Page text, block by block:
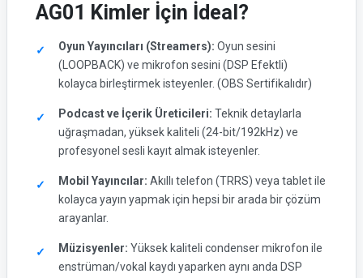
AG01 Kimler İçin İdeal?
Oyun Yayıncıları (Streamers): Oyun sesini
(LOOPBACK) ve mikrofon sesini (DSP Efektli)
kolayca birleştirmek isteyenler. (OBS Sertifikalıdır)
Podcast ve İçerik Üreticileri: Teknik detaylarla
uğraşmadan, yüksek kaliteli (24-bit/192kHz) ve
profesyonel sesli kayıt almak isteyenler.
Mobil Yayıncılar: Akıllı telefon (TRRS) veya tablet ile
kolayca yayın yapmak için hepsi bir arada bir çözüm
arayanlar.
Müzisyenler: Yüksek kaliteli condenser mikrofon ile
enstrüman/vokal kaydı yaparken aynı anda DSP